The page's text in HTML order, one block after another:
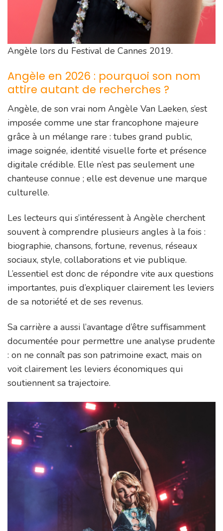
Angèle lors du Festival de Cannes 2019.
Angèle en 2026 : pourquoi son nom
attire autant de recherches ?
Angèle, de son vrai nom Angèle Van Laeken, s’est
imposée comme une star francophone majeure
grâce à un mélange rare : tubes grand public,
image soignée, identité visuelle forte et présence
digitale crédible. Elle n’est pas seulement une
chanteuse connue ; elle est devenue une marque
culturelle.
Les lecteurs qui s’intéressent à Angèle cherchent
souvent à comprendre plusieurs angles à la fois :
biographie, chansons, fortune, revenus, réseaux
sociaux, style, collaborations et vie publique.
L’essentiel est donc de répondre vite aux questions
importantes, puis d’expliquer clairement les leviers
de sa notoriété et de ses revenus.
Sa carrière a aussi l’avantage d’être suffisamment
documentée pour permettre une analyse prudente
: on ne connaît pas son patrimoine exact, mais on
voit clairement les leviers économiques qui
soutiennent sa trajectoire.